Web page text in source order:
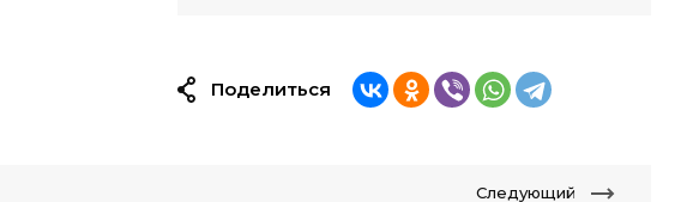
Поделиться
Следующий